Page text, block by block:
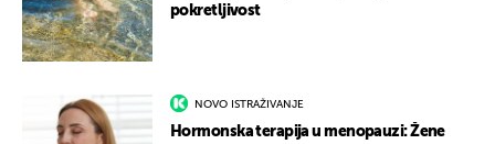
pokretljivost
NOVO ISTRAŽIVANJE
Hormonska terapija u menopauzi: Žene